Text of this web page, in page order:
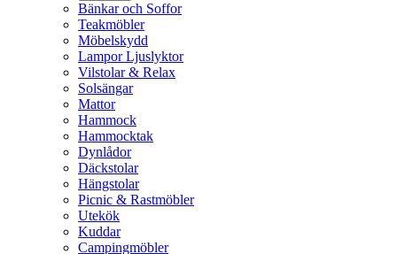
Bänkar och Soffor
Teakmöbler
Möbelskydd
Lampor Ljuslyktor
Vilstolar & Relax
Solsängar
Mattor
Hammock
Hammocktak
Dynlådor
Däckstolar
Hängstolar
Picnic & Rastmöbler
Utekök
Kuddar
Campingmöbler